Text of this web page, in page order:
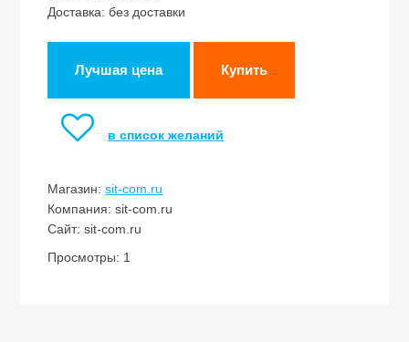
Доставка: без доставки
Лучшая цена Купить
в список желаний
Магазин:sit-com.ru
Компания: sit-com.ru
Сайт: sit-com.ru
Просмотры: 1